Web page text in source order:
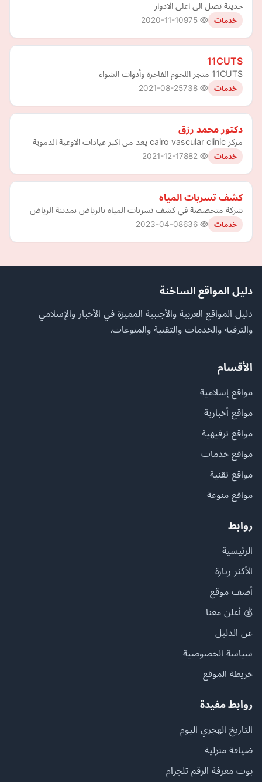
حديثة تصل الى اعلى الادوار
خدمات 2020-11-10
11CUTS
11CUTS متجر اللحوم الفاخرة وأدوات الشواء
خدمات 2021-08-25
دكتور محمد رزق
مركز cairo vascular clinic يعد من اكبر عيادات الاوعية الدموية
خدمات 2021-12-17
كشف تسربات المياه
شركة متخصصة في كشف تسربات المياه بالرياض بمدينة الرياض
خدمات 2023-04-08
دليل المواقع الساخنة
دليل المواقع العربية والأجنبية المميزة في الأخبار والإسلامي
والترفيه والخدمات والتقنية والمنوعات.
الأقسام
مواقع إسلامية
مواقع أخبارية
مواقع ترفيهية
مواقع خدمات
مواقع تقنية
مواقع منوعة
روابط
الرئيسية
الأكثر زيارة
أضف موقع
💰 أعلن معنا
عن الدليل
سياسة الخصوصية
خريطة الموقع
روابط مفيدة
التاريخ الهجري اليوم
ضيافة منزلية
بوت معرفة الرقم تلجرام